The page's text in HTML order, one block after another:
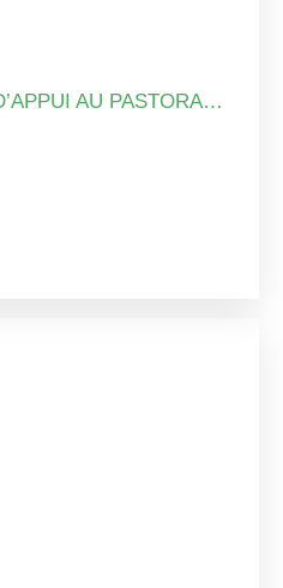
PROJET RÉGIONAL D’APPUI AU PASTORALISME AU SAHEL-BURKINA FASO PHASE 2 (PRAPS-BF…